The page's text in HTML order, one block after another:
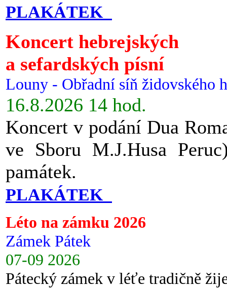
PLAKÁTEK
Koncert hebrejských
a sefardských písní
Louny - Obřadní síň židovského
16.8.2026 14 hod.
Koncert v podání Dua
ve Sboru M.J.Husa
památek.
PLAKÁTEK
Léto na zámku 2026
Zámek Pátek
07-09 2026
Pátecký zámek v léťe tradičně